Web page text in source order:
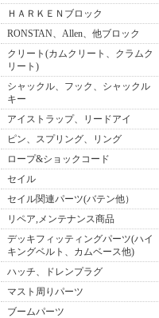
ＨＡＲＫＥＮブロック
RONSTAN、Allen、他ブロック
クリート(カムクリート、クラムク
リート)
シャックル、フック、シャックル
キー
アイストラップ、リードアイ
ピン、スプリング、リング
ロープ&ショックコード
セイル
セイル関連パーツ(バテン他）
リペア,メンテナンス商品
デッキフィッティングパーツ(ハイ
キングベルト、カムベース他)
ハッチ、ドレンプラグ
マスト周りパーツ
ブームパーツ